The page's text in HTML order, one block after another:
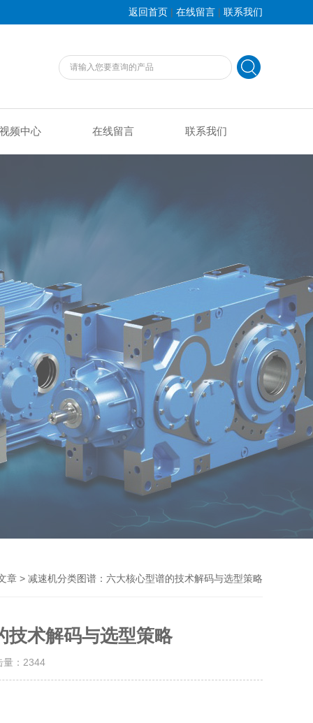
返回首页 | 在线留言 | 联系我们
视频中心 在线留言 联系我们
章 > 减速机分类图谱：六大核心型谱的技术解码与选型策略
技术解码与选型策略
： 2344